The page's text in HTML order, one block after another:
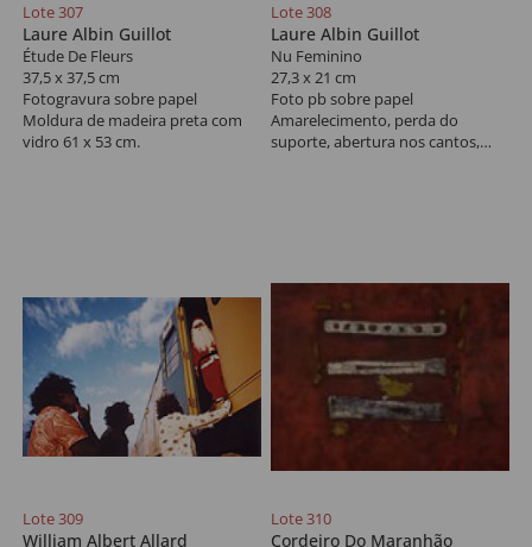
Lote 307
Laure Albin Guillot
Étude De Fleurs
37,5 x 37,5 cm
Fotogravura sobre papel
Moldura de madeira preta com
vidro 61 x 53 cm.
Lote 308
Laure Albin Guillot
Nu Feminino
27,3 x 21 cm
Foto pb sobre papel
Amarelecimento, perda do
suporte, abertura nos cantos,
Lote 309
William Albert Allard
Lote 310
Cordeiro Do Maranhão